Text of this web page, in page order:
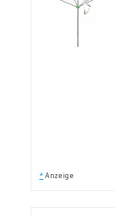
* Anzeige